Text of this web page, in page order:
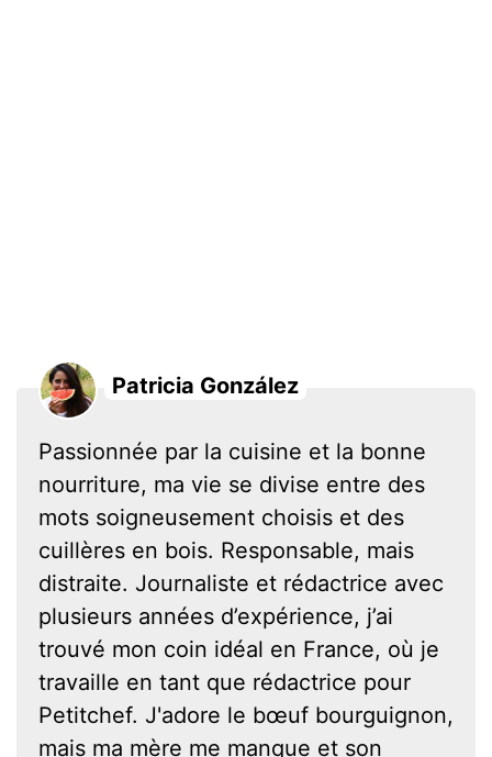
Patricia González
Passionnée par la cuisine et la bonne
nourriture, ma vie se divise entre des
mots soigneusement choisis et des
cuillères en bois. Responsable, mais
distraite. Journaliste et rédactrice avec
plusieurs années d’expérience, j’ai
trouvé mon coin idéal en France, où je
travaille en tant que rédactrice pour
Petitchef. J'adore le bœuf bourguignon,
mais ma mère me manque et son